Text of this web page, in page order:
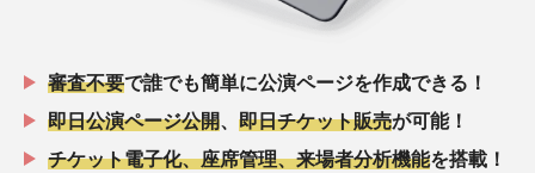
審査不要で誰でも簡単に公演ページを作成できる！
即日公演ページ公開
即日チケット販売が可能！
チケット電子化、座席管理、来場者分析機能を搭載！